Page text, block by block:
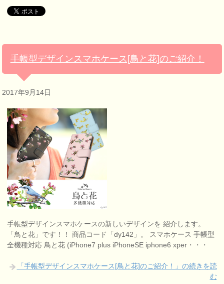
手帳型デザインスマホケース[鳥と花]のご紹介！
2017年9月14日
手帳型デザインスマホケースの新しいデザインを 紹介します。
「鳥と花」です！！ 商品コード「dy142」。 スマホケース 手帳型
全機種対応 鳥と花 (iPhone7 plus iPhoneSE iphone6 xper・・・
「手帳型デザインスマホケース[鳥と花]のご紹介！」の続きを読
む